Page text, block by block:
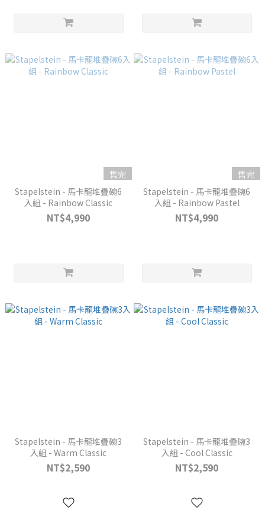
售完
Stapelstein - 馬卡龍堆疊碗6
入組 - Rainbow Classic
NT$4,990
售完
Stapelstein - 馬卡龍堆疊碗6
入組 - Rainbow Pastel
NT$4,990
Stapelstein - 馬卡龍堆疊碗3
入組 - Warm Classic
NT$2,590
Stapelstein - 馬卡龍堆疊碗3
入組 - Cool Classic
NT$2,590